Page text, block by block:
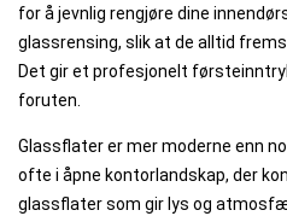
for å jevnlig rengjøre dine
glassrensing, slik at de alltid
Det gir et profesjonelt
foruten.
Glassflater er mer moderne enn
ofte i åpne kontorlandskap, der
glassflater som gir lys og